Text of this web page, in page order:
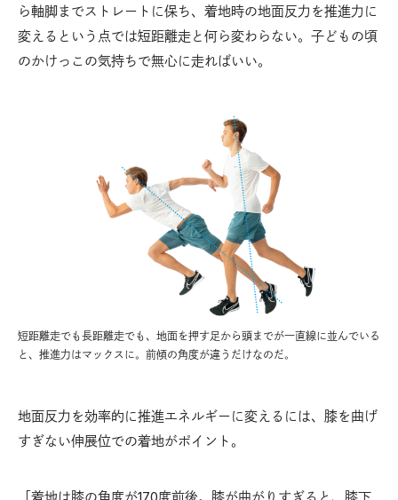
ら軸脚までストレートに保ち、着地時の地面反力を推進力に
変えるという点では短距離走と何ら変わらない。子どもの頃
のかけっこの気持ちで無心に走ればいい。
短距離走でも長距離走でも、地面を押す足から頭までが一直線に並んでいる
と、推進力はマックスに。前傾の角度が違うだけなのだ。
地面反力を効率的に推進エネルギーに変えるには、膝を曲げ
すぎない伸展位での着地がポイント。
「着地は膝の角度が170度前後。膝が曲がりすぎると、膝下